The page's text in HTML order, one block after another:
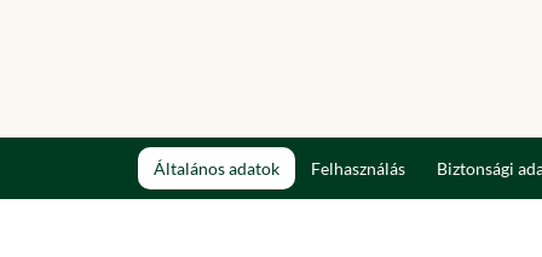
Általános adatok Felhasználás Biztonsági